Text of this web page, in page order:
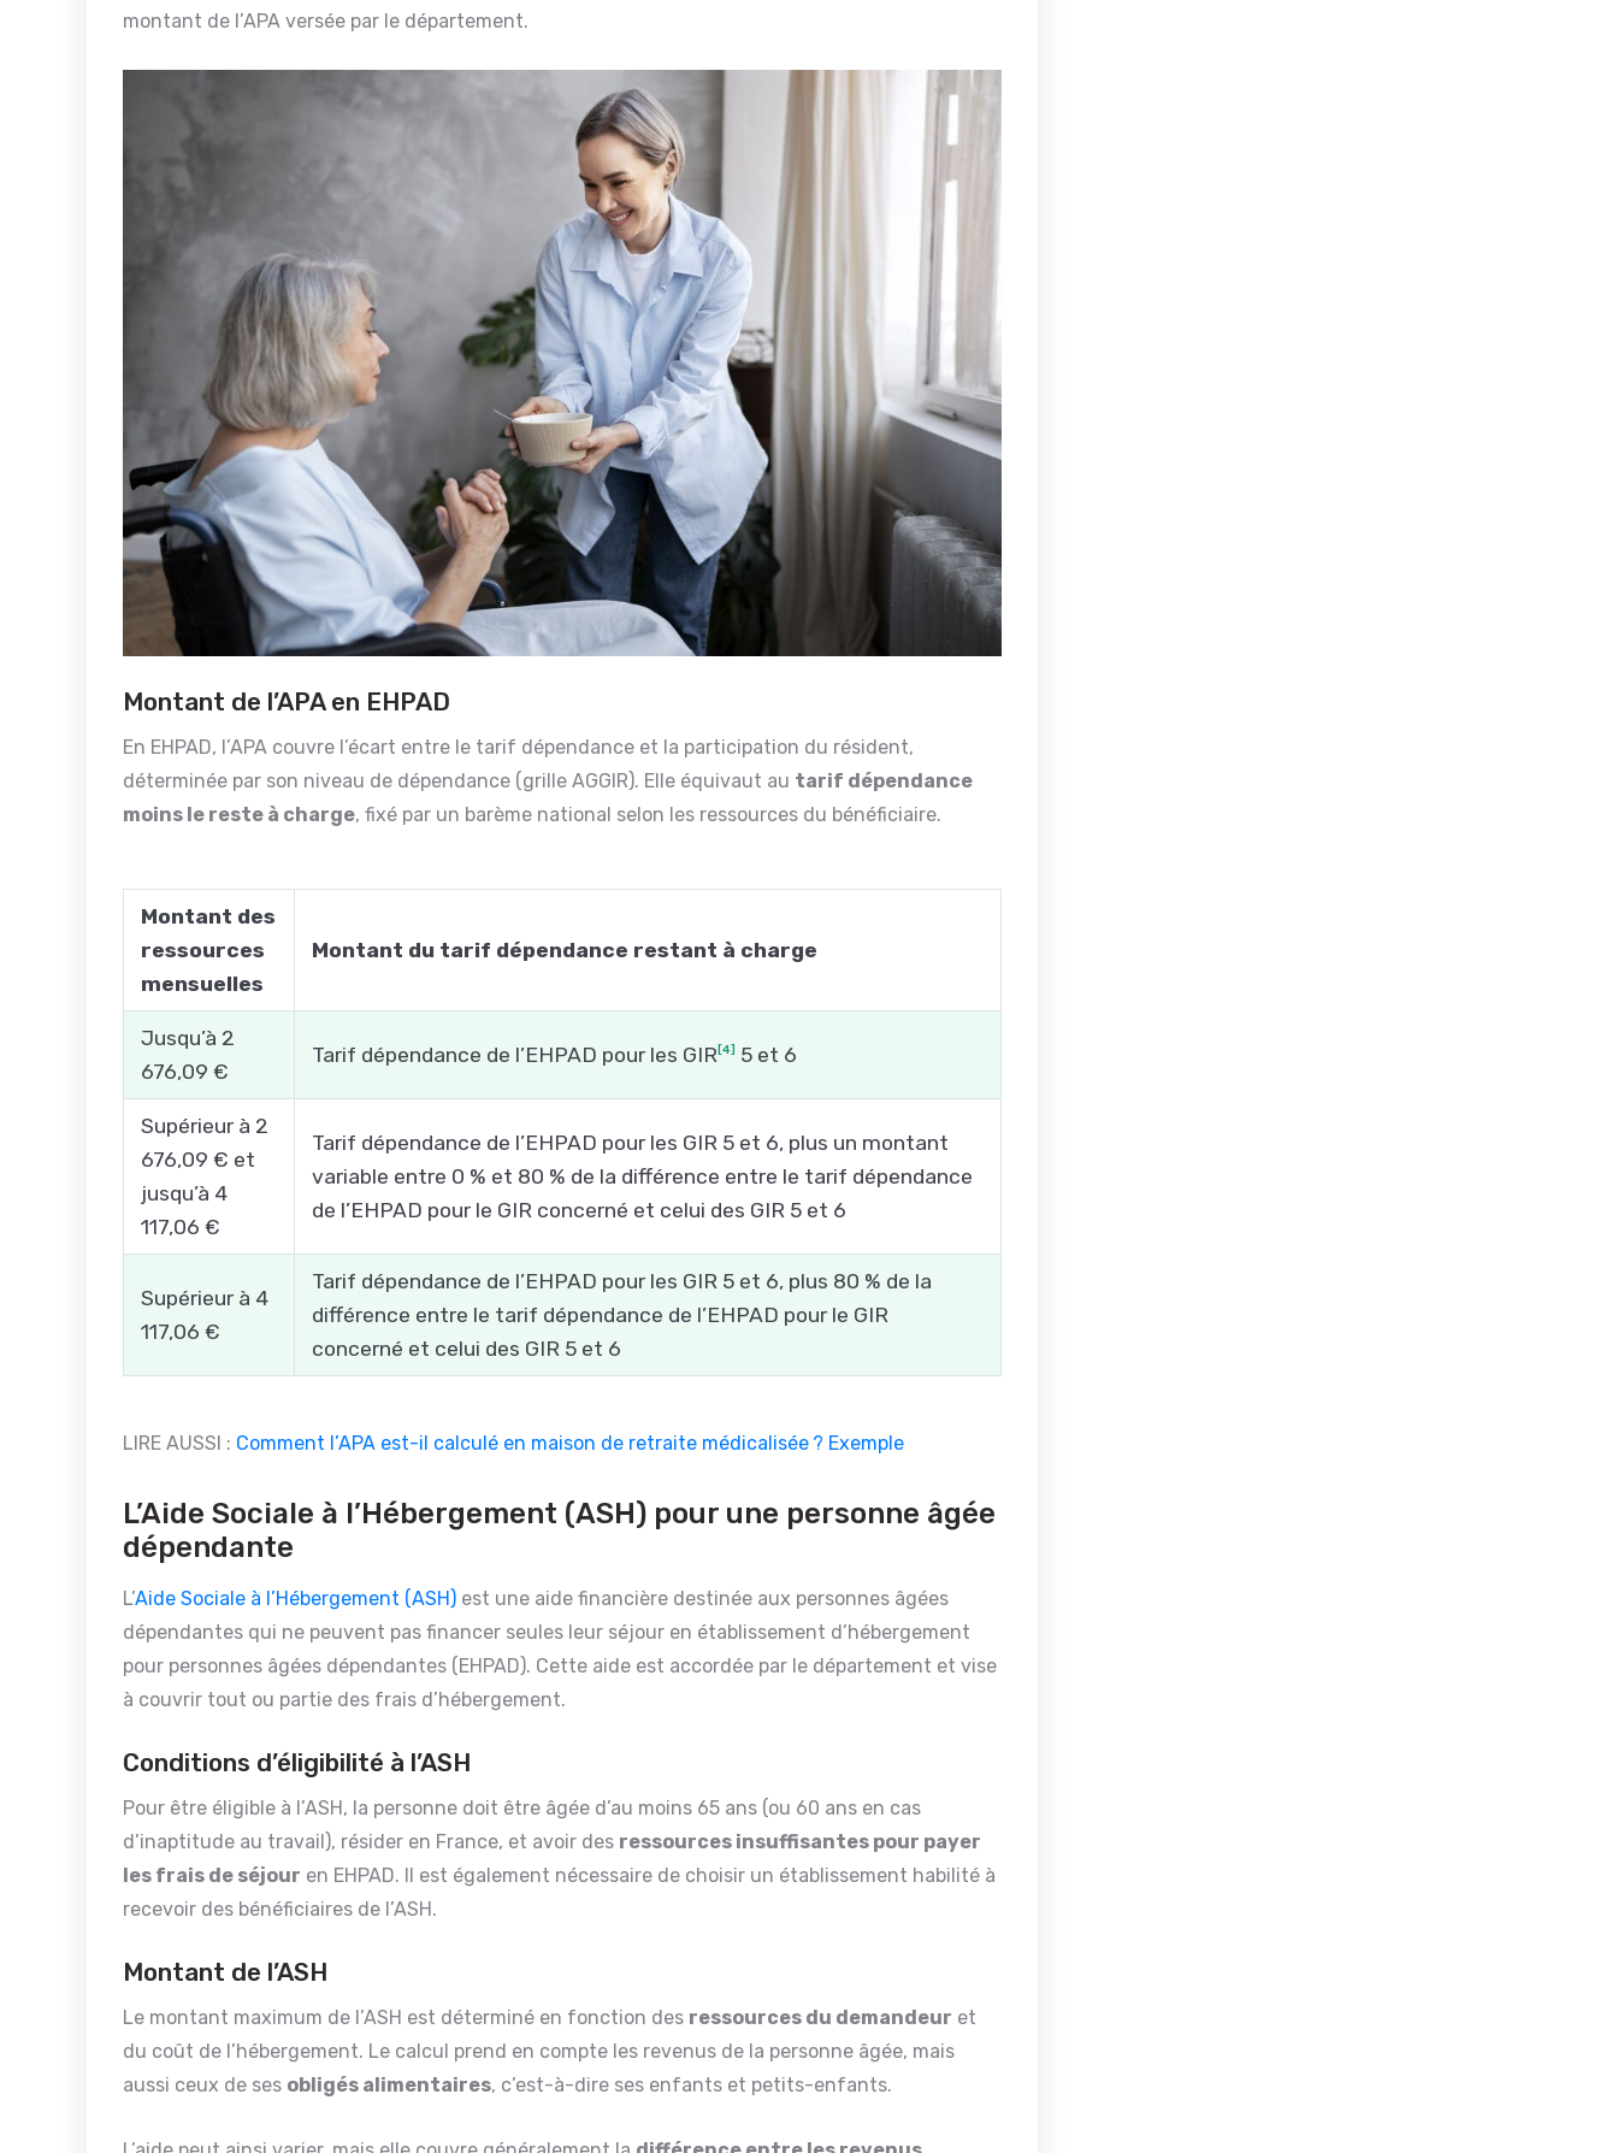
montant de l’APA versée par le département.
Montant de l’APA en EHPAD
En EHPAD, l’APA couvre l’écart entre le tarif dépendance et la participation du résident,
déterminée par son niveau de dépendance (grille AGGIR). Elle équivaut au tarif dépendance
moins le reste à charge, fixé par un barème national selon les ressources du bénéficiaire.
Montant des
ressources
mensuelles
Montant du tarif dépendance restant à charge
Jusqu’à 2
676,09 €
Tarif dépendance de l’EHPAD pour les GIR [4] 5 et 6
Supérieur à 2
676,09 € et
jusqu’à 4
117,06 €
Tarif dépendance de l’EHPAD pour les GIR 5 et 6, plus un montant
variable entre 0 % et 80 % de la différence entre le tarif dépendance
de l’EHPAD pour le GIR concerné et celui des GIR 5 et 6
Supérieur à 4
117,06 €
Tarif dépendance de l’EHPAD pour les GIR 5 et 6, plus 80 % de la
différence entre le tarif dépendance de l’EHPAD pour le GIR
concerné et celui des GIR 5 et 6
LIRE AUSSI : Comment l’APA est-il calculé en maison de retraite médicalisée ? Exemple
L’Aide Sociale à l’Hébergement (ASH) pour une personne âgée
dépendante
L’Aide Sociale à l’Hébergement (ASH) est une aide financière destinée aux personnes âgées
dépendantes qui ne peuvent pas financer seules leur séjour en établissement d’hébergement
pour personnes âgées dépendantes (EHPAD). Cette aide est accordée par le département et vise
à couvrir tout ou partie des frais d’hébergement.
Conditions d’éligibilité à l’ASH
Pour être éligible à l’ASH, la personne doit être âgée d’au moins 65 ans (ou 60 ans en cas
d’inaptitude au travail), résider en France, et avoir des ressources insuffisantes pour payer
les frais de séjour en EHPAD. Il est également nécessaire de choisir un établissement habilité à
recevoir des bénéficiaires de l’ASH.
Montant de l’ASH
Le montant maximum de l’ASH est déterminé en fonction des ressources du demandeur et
du coût de l’hébergement. Le calcul prend en compte les revenus de la personne âgée, mais
aussi ceux de ses obligés alimentaires, c’est-à-dire ses enfants et petits-enfants.